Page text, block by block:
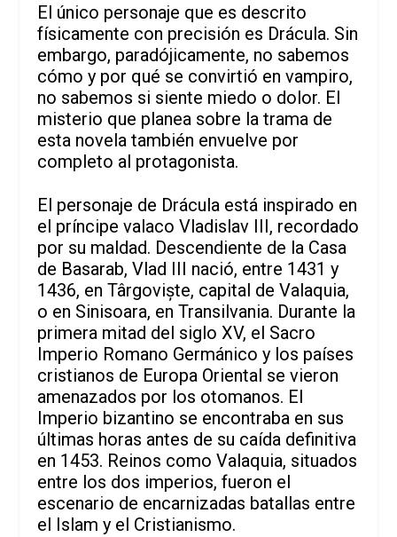
El único personaje que es descrito
físicamente con precisión es Drácula. Sin
embargo, paradójicamente, no sabemos
cómo y por qué se convirtió en vampiro,
no sabemos si siente miedo o dolor. El
misterio que planea sobre la trama de
esta novela también envuelve por
completo al protagonista.
El personaje de Drácula está inspirado en
el príncipe valaco Vladislav III, recordado
por su maldad. Descendiente de la Casa
de Basarab, Vlad III nació, entre 1431 y
1436, en Târgoviște, capital de Valaquia,
o en Sinisoara, en Transilvania. Durante la
primera mitad del siglo XV, el Sacro
Imperio Romano Germánico y los países
cristianos de Europa Oriental se vieron
amenazados por los otomanos. El
Imperio bizantino se encontraba en sus
últimas horas antes de su caída definitiva
en 1453. Reinos como Valaquia, situados
entre los dos imperios, fueron el
escenario de encarnizadas batallas entre
el Islam y el Cristianismo.